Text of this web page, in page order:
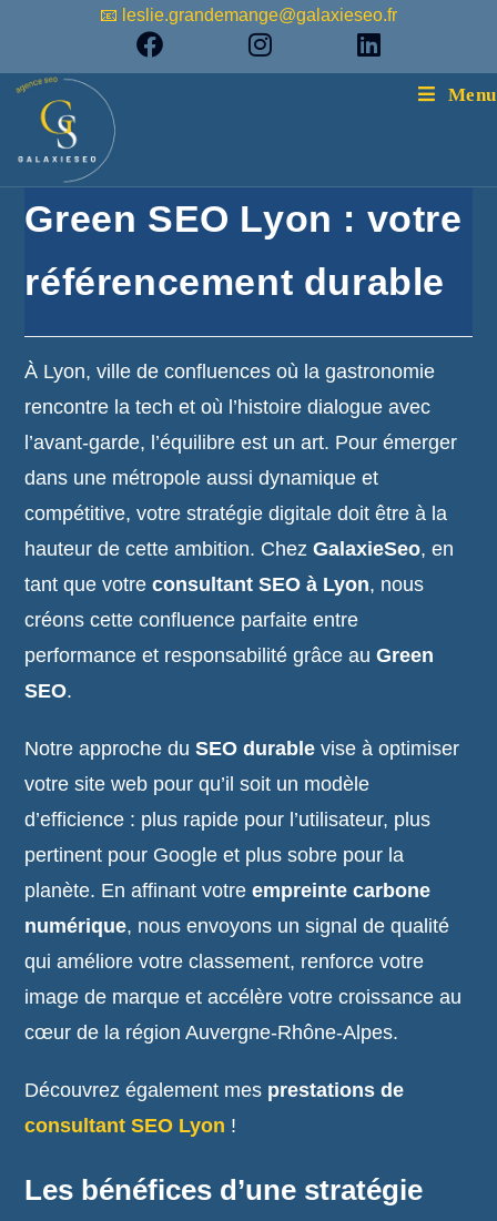
📧 leslie.grandemange@galaxieseo.fr
Menu
Green SEO Lyon : votre
référencement durable
À Lyon, ville de confluences où la gastronomie
rencontre la tech et où l’histoire dialogue avec
l’avant-garde, l’équilibre est un art. Pour émerger
dans une métropole aussi dynamique et
compétitive, votre stratégie digitale doit être à la
hauteur de cette ambition. ChezGalaxieSeo, en
tant que votreconsultant SEO à Lyon, nous
créons cette confluence parfaite entre
performance et responsabilité grâce auGreen
SEO.
Notre approche duSEO durable vise à optimiser
votre site web pour qu’il soit un modèle
d’efficience : plus rapide pour l’utilisateur, plus
pertinent pour Google et plus sobre pour la
planète. En affinant votreempreinte carbone
numérique, nous envoyons un signal de qualité
qui améliore votre classement, renforce votre
image de marque et accélère votre croissance au
cœur de la région Auvergne-Rhône-Alpes.
Découvrez également mes prestations de
consultant SEO Lyon !
Les bénéfices d’une stratégie